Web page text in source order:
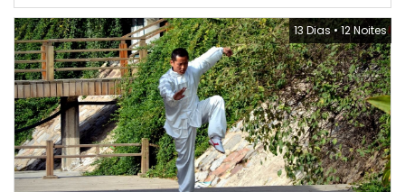
13 Dias •12 Noites